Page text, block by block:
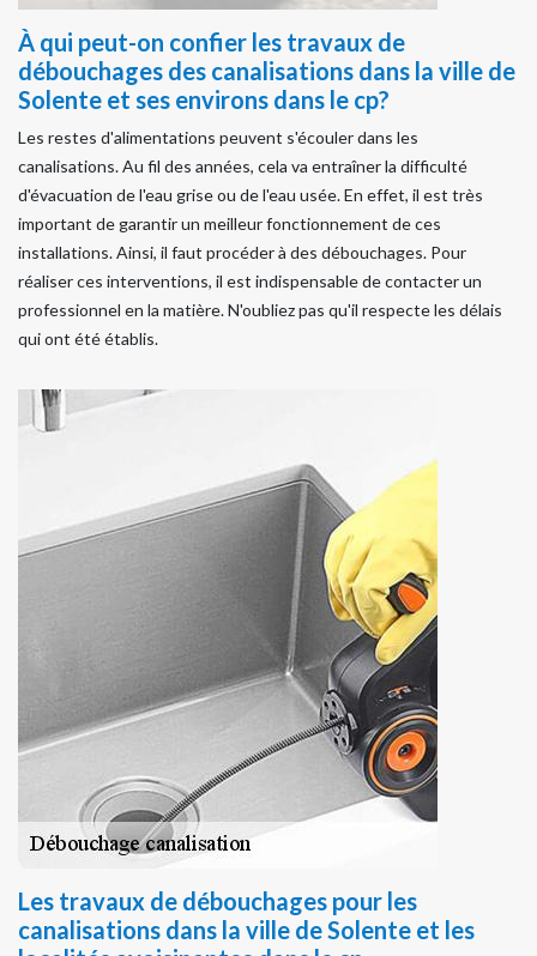
À qui peut-on confier les travaux de
débouchages des canalisations dans la ville de
Solente et ses environs dans le cp?
Les restes d'alimentations peuvent s'écouler dans les
canalisations. Au fil des années, cela va entraîner la difficulté
d'évacuation de l'eau grise ou de l'eau usée. En effet, il est très
important de garantir un meilleur fonctionnement de ces
installations. Ainsi, il faut procéder à des débouchages. Pour
réaliser ces interventions, il est indispensable de contacter un
professionnel en la matière. N'oubliez pas qu'il respecte les délais
qui ont été établis.
Les travaux de débouchages pour les
canalisations dans la ville de Solente et les